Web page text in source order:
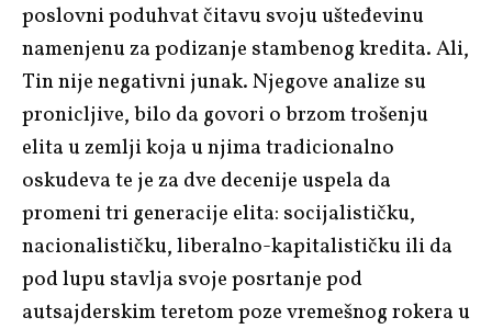
poslovni poduhvat čitavu svoju ušteđevinu
namenjenu za podizanje stambenog kredita. Ali,
Tin nije negativni junak. Njegove analize su
pronicljive, bilo da govori o brzom trošenju
elita u zemlji koja u njima tradicionalno
oskudeva te je za dve decenije uspela da
promeni tri generacije elita: socijalističku,
nacionalističku, liberalno-kapitalističku ili da
pod lupu stavlja svoje posrtanje pod
autsajderskim teretom poze vremešnog rokera u